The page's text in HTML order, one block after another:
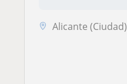
Alicante (Ciudad)